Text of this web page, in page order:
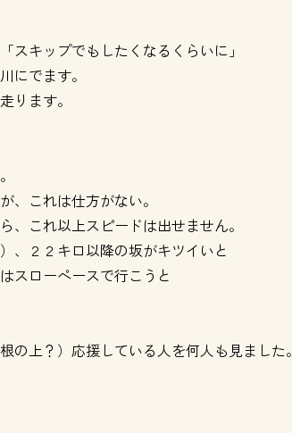
スキップでもしたくなるくらいに」
にでます。
ります。
、これは仕方がない。
、これ以上スピードは出せません。
、２２キロ以降の坂がキツイいと
スローペースで行こうと
の上？）応援している人を何人も見ました。